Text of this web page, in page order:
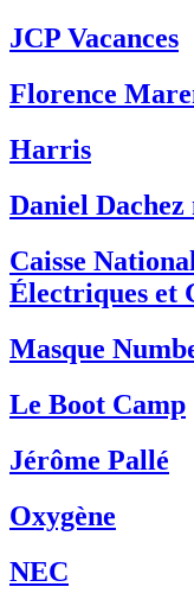
JCP Vacances
Florence
Harris
Daniel Dachez
Caisse
Électriques et
Masque
Le Boot Camp
Jérôme Pallé
Oxygène
NEC